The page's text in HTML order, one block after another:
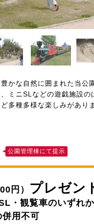
豊かな自然に囲まれた当公
ミニSLなどの遊戯施設
多種多様な楽しみがあり
公園管理棟にて提示
円） プレゼン
・観覧車のいずれ
用不可